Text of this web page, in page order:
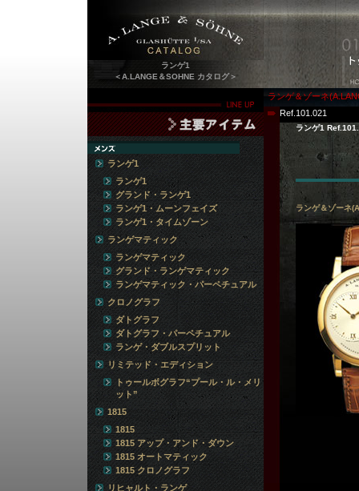
ランゲ1
＜A.LANGE＆SOHNE カタログ＞
ランゲ＆ゾーネ
Ref.101.021
ランゲ1
ランゲ＆ゾーネ
ランゲ1
ランゲ1
グランド・ランゲ1
ランゲ1・ムーンフェイズ
ランゲ1・タイムゾーン
ランゲマティック
ランゲマティック
グランド・ランゲマティック
ランゲマティック・パーペチュアル
クロノグラフ
ダトグラフ
ダトグラフ・パーペチュアル
ランゲ・ダブルスプリット
リミテッド・エディション
トゥールボグラフ“プール・ル・メリ
ット”
1815
1815
1815 アップ・アンド・ダウン
1815 オートマティック
1815 クロノグラフ
リヒャルト・ランゲ